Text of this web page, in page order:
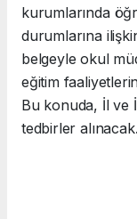
kurumlarında
durumlarına
belgeyle okul
eğitim
Bu konuda, İl ve
tedbirler alınacak.